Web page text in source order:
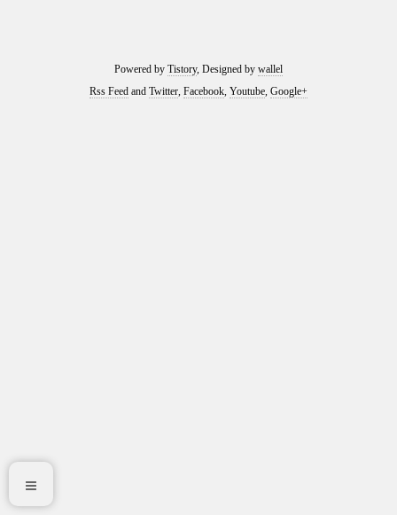
Powered by Tistory, Designed by wallel
Rss Feed and Twitter, Facebook, Youtube, Google+